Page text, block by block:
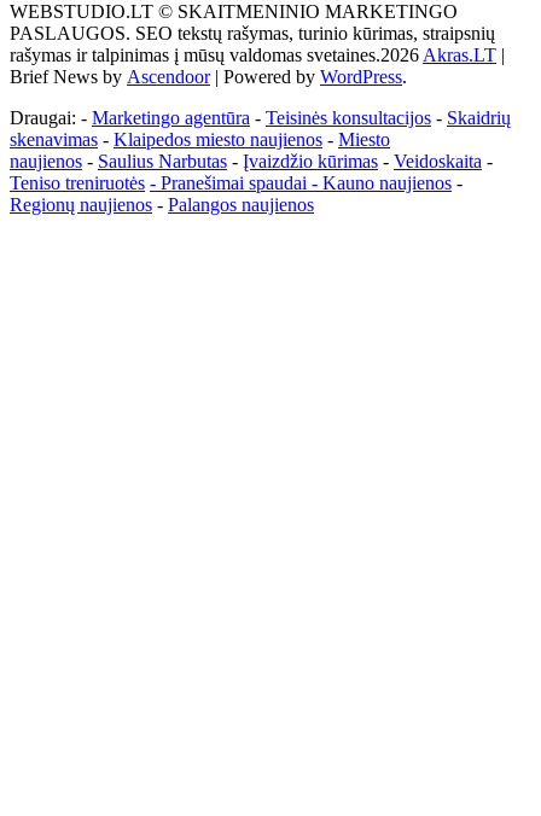
tai
žemės
ploto
matavimo
Pagrindinis
WEBSTUDIO.LT © SKAITMENINIO MARKETINGO
PASLAUGOS. SEO tekstų rašymas, turinio kūrimas, straipsnių
rašymas ir talpinimas į mūsų valdomas svetaines.2026 Akras.LT |
Brief News by Ascendoor| Powered by WordPress.
Draugai: - Marketingo agentūra - Teisinės konsultacijos - Skaidrių
skenavimas - Klaipedos miesto naujienos - Miesto
naujienos - Saulius Narbutas - Įvaizdžio kūrimas - Veidoskaita -
Teniso treniruotės - Pranešimai spaudai - Kauno naujienos -
Regionų naujienos - Palangos naujienos